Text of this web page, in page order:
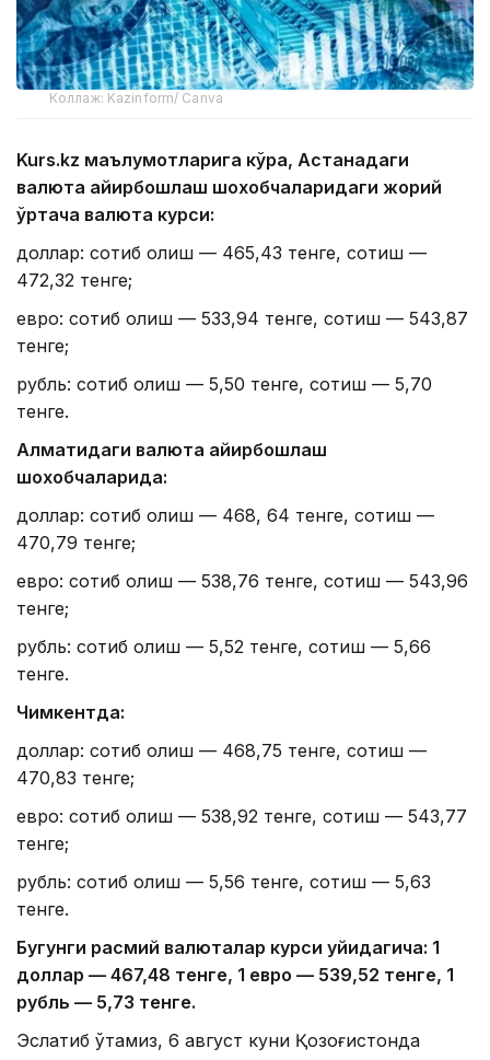
Коллаж: Kazinform/ Canva
Kurs.kz маълумотларига кўра, Астанадаги
валюта айирбошлаш шохобчаларидаги жорий
ўртача валюта курси:
доллар: сотиб олиш — 465,43 тенге, сотиш —
472,32 тенге;
евро: сотиб олиш — 533,94 тенге, сотиш — 543,87
тенге;
рубль: сотиб олиш — 5,50 тенге, сотиш — 5,70
тенге.
Алматидаги валюта айирбошлаш
шохобчаларида:
доллар: сотиб олиш — 468, 64 тенге, сотиш —
470,79 тенге;
евро: сотиб олиш — 538,76 тенге, сотиш — 543,96
тенге;
рубль: сотиб олиш — 5,52 тенге, сотиш — 5,66
тенге.
Чимкентда:
доллар: сотиб олиш — 468,75 тенге, сотиш —
470,83 тенге;
евро: сотиб олиш — 538,92 тенге, сотиш — 543,77
тенге;
рубль: сотиб олиш — 5,56 тенге, сотиш — 5,63
тенге.
Бугунги расмий валюталар курси қуйидагича: 1
доллар — 467,48 тенге, 1 евро — 539,52 тенге, 1
рубль — 5,73 тенге.
Эслатиб ўтамиз, 6 август куни Қозоғистонда